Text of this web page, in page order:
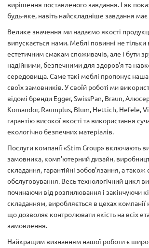
вирішення поставленого завдання. І як
будь-яке, навіть найскладніше завдання
Велике значення ми надаємо якості
випускається нами. Меблі повинні не тільки
естетичним смакам споживачів, але і бути
надійними, безпечними для здоров'я та
середовища. Саме такі меблі пропонує
своїх замовників. У своїй роботі ми
відомі бренди Egger, SwissPan, Braun,
Komandor, Raumplus, Blum, Hettich, Hefele,
гарантію високої якості та використання
екологічно безпечних матеріалів.
Послуги компанії «Stim Group» включають
замовника, комп'ютерний дизайн,
складання, гарантійні зобов'язання, а також
обслуговування. Весь технологічний цикл
починаючи від розпилювання і закінчуючи
складанням, виробляється в цехах компанії
що дозволяє контролювати якість на всіх
замовлення.
Найкращим визнанням нашої роботи є